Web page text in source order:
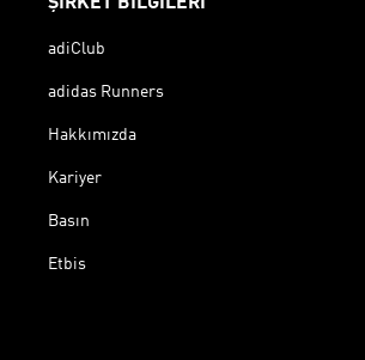
adiClub
adidas Runners
Hakkımızda
Kariyer
Basın
Etbis